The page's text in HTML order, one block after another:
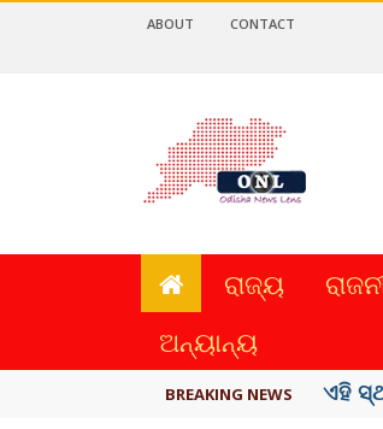
ABOUT CONTACT
ରାଜ୍ୟ
ଅନ୍ୟାନ୍ୟ
BREAKING NEWS